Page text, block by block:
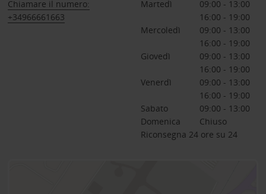
Chiamare il numero:
+34966661663
Martedì
09:00 - 13:00
16:00 - 19:00
Mercoledì
09:00 - 13:00
16:00 - 19:00
Giovedì
09:00 - 13:00
16:00 - 19:00
Venerdì
09:00 - 13:00
16:00 - 19:00
Sabato
09:00 - 13:00
Domenica
Chiuso
Riconsegna 24 ore su 24